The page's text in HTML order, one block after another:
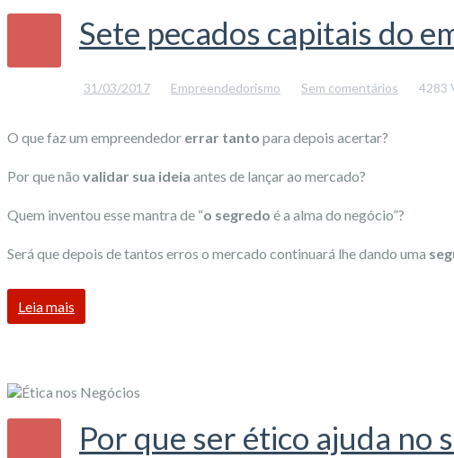
Sete pecados capitais do
31/03/2017 Empreendedorismo Sem comentários 4283
O que faz um empreendedor errar tanto para depois acertar?
Por que não validar sua ideia antes de lançar ao mercado?
Quem inventou esse mantra de “o segredo é a alma do negócio”?
Será que depois de tantos erros o mercado continuará lhe dando uma
Leia mais
Por que ser ético ajuda no